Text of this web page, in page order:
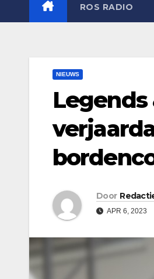
ROS RADIO
NIEUWS
Legends
Door
APR 6, 2023